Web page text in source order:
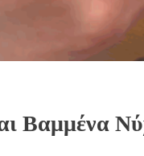
Βαμμένα